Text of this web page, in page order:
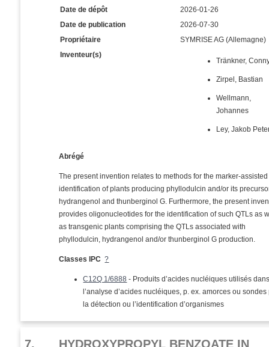
Date de dépôt
2026-01-26
Date de publication
2026-07-30
Propriétaire
SYMRISE AG (Allemagne)
Inventeur(s)
Tränkner,
Zirpel, Bastian
Wellmann,
Johannes
Ley, Jakob
Abrégé
The present invention relates to methods for the marker-assisted
identification of plants producing phyllodulcin and/or its
hydrangenol and thunberginol G. Furthermore, the present
provides oligonucleotides for the identification of such QTLs as
as transgenic plants comprising the QTLs associated with
phyllodulcin, hydrangenol and/or thunberginol G production.
Classes IPC ?
C12Q 1/6888 - Produits d’acides nucléiques utilisés
l’analyse d’acides nucléiques, p. ex. amorces ou sondes
la détection ou l’identification d’organismes
7. HYDROXYPROPYL BENZOATE IN